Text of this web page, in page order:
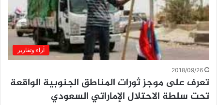
آراء وتقارير
2018/09/26
تعرف على موجز ثورات المناطق الجنوبية الواقعة
تحت سلطة الاحتلال الإماراتي السعودي